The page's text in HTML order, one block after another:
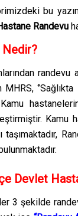
bu
Randevu
Kamu
Devlet
3 şekilde